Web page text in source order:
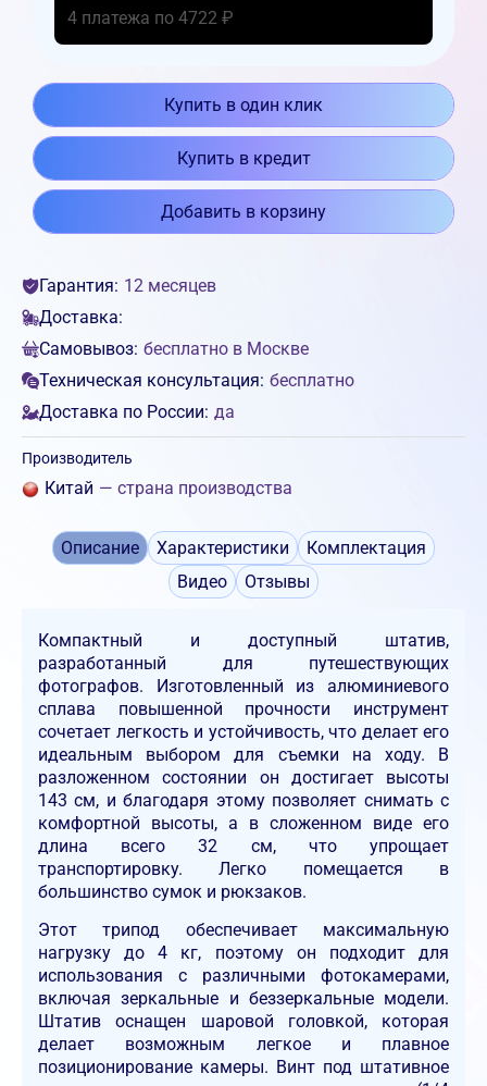
4 платежа по 4722 ₽
Купить в один клик
Купить в кредит
Добавить в корзину
Гарантия: 12 месяцев
Доставка:
Самовывоз: бесплатно в Москве
Техническая консультация: бесплатно
Доставка по России: да
Производитель
Китай — страна производства
Описание Характеристики
Комплектация
Видео
Отзывы
Компактный и доступный штатив,
разработанный для путешествующих
фотографов. Изготовленный из алюминиевого
сплава повышенной прочности инструмент
сочетает легкость и устойчивость, что делает его
идеальным выбором для съемки на ходу. В
разложенном состоянии он достигает высоты
143 см, и благодаря этому позволяет снимать с
комфортной высоты, а в сложенном виде его
длина всего 32 см, что упрощает
транспортировку. Легко помещается в
большинство сумок и рюкзаков.
Этот трипод обеспечивает максимальную
нагрузку до 4 кг, поэтому он подходит для
использования с различными фотокамерами,
включая зеркальные и беззеркальные модели.
Штатив оснащен шаровой головкой, которая
делает возможным легкое и плавное
позиционирование камеры. Винт под штативное